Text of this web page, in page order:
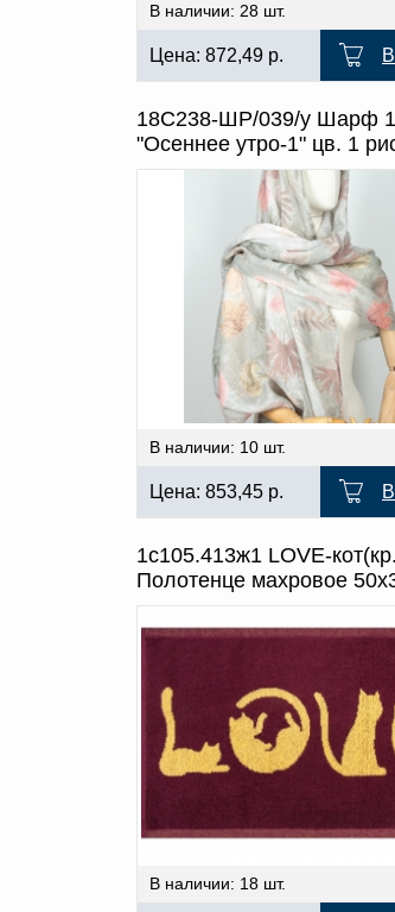
В наличии: 28 шт.
Цена: 872,49 р.
18С238-ШР/039/у Шарф
"Осеннее утро-1" цв. 1
В наличии: 10 шт.
Цена: 853,45 р.
1с105.413ж1 LOVE-
Полотенце махровое
В наличии: 18 шт.